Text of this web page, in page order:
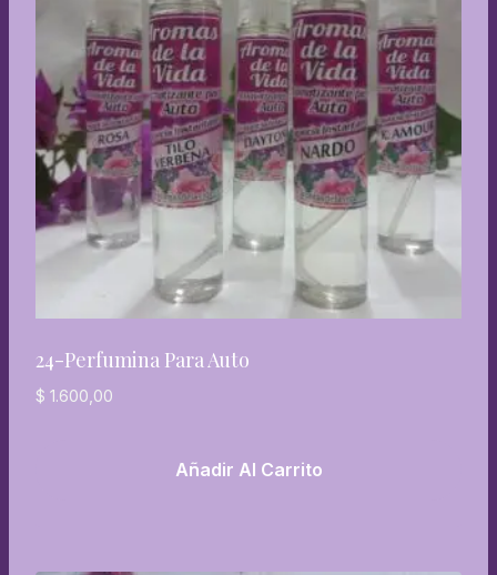
24-Perfumina Para Auto
$ 1.600,00
Añadir Al Carrito